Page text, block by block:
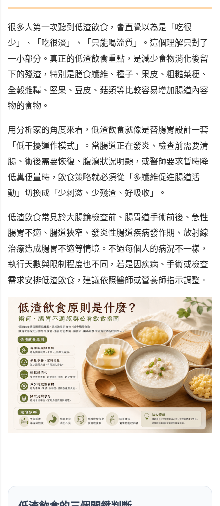
很多人第一次聽到低渣飲食，會直覺以為是「吃很
少」、「吃很淡」、「只能喝流質」。這個理解只對了
一小部分。真正的低渣飲食重點，是減少食物消化後留
下的殘渣，特別是膳食纖維、種子、果皮、粗糙菜梗、
全穀雜糧、堅果、豆皮、菇類等比較容易增加腸道內容
物的食物。
用分析家的角度來看，低渣飲食就像是替腸胃設計一套
「低干擾運作模式」。當腸道正在發炎、檢查前需要清
腸、術後需要恢復、腹瀉狀況明顯，或醫師要求暫時降
低糞便量時，飲食策略就必須從「多纖維促進腸道活
動」切換成「少刺激、少殘渣、好吸收」。
低渣飲食常見於大腸鏡檢查前、腸胃道手術前後、急性
腸胃不適、腸道狹窄、發炎性腸道疾病發作期、放射線
治療造成腸胃不適等情境。不過每個人的病況不一樣，
執行天數與限制程度也不同，若是因疾病、手術或檢查
需求安排低渣飲食，建議依照醫師或營養師指示調整。